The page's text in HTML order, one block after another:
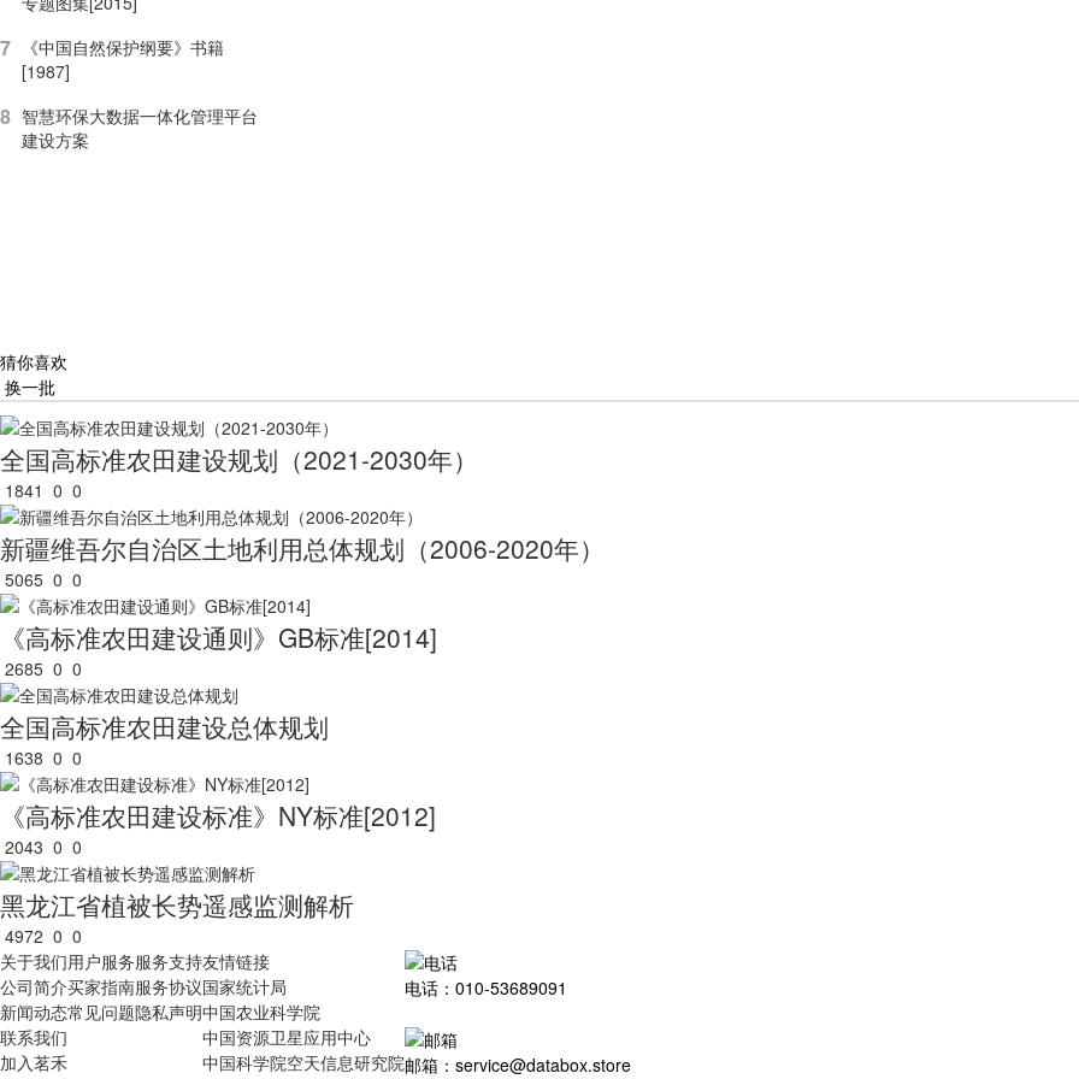
7
《中国自然保护纲要》书籍
[1987]
8 智慧环保大数据一体化管理平台
建设方案
猜你喜欢
换一批
全国高标准农田建设规划（2021-2030年）
1841 0 0
新疆维吾尔自治区土地利用总体规划（2006-2020年）
5065 0 0
《高标准农田建设通则》GB标准[2014]
2685 0 0
全国高标准农田建设总体规划
1638 0 0
《高标准农田建设标准》NY标准[2012]
2043 0 0
黑龙江省植被长势遥感监测解析
4972 0 0
关于我们
公司简介
新闻动态
联系我们
加入茗禾
用户服务
买家指南
常见问题
服务支持
服务协议
隐私声明
友情链接
国家统计局
中国农业科学院
中国资源卫星应用中心
中国科学院空天信息研究院
电话：010-53689091
邮箱：service@databox.store